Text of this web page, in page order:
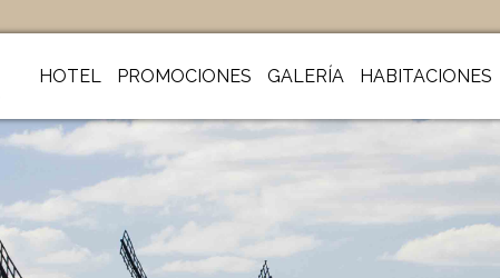
HOTEL PROMOCIONES GALERÍA HABITACIONES